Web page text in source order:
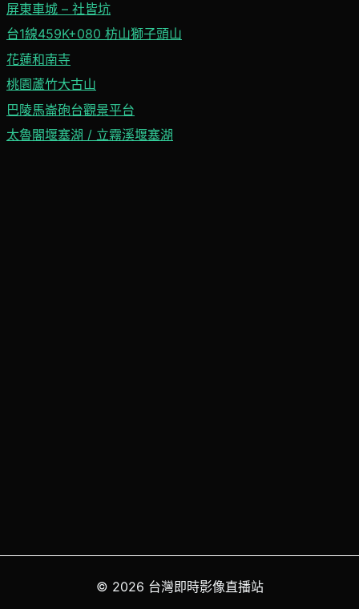
屏東車城 – 社皆坑
台1線459K+080 枋山獅子頭山
花蓮和南寺
桃園蘆竹大古山
巴陵馬崙砲台觀景平台
太魯閣堰塞湖 / 立霧溪堰塞湖
© 2026 台灣即時影像直播站